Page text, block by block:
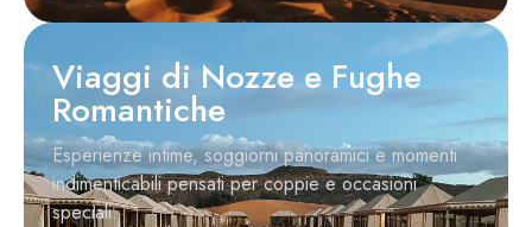
Viaggi di Nozze e Fughe
Romantiche
Esperienze intime, soggiorni panoramici e momenti
indimenticabili pensati per coppie e occasioni
speciali.